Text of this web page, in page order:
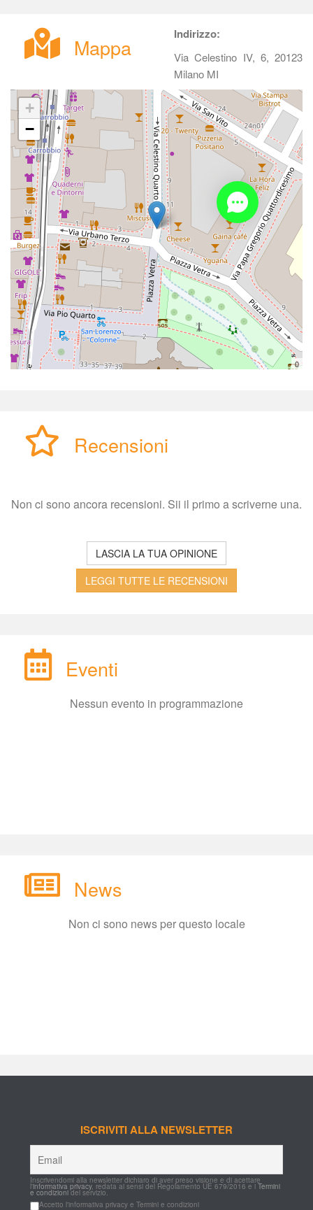
Mappa Indirizzo:
Via Celestino IV, 6, 20123
Milano MI
+
−
0
Recensioni
Non ci sono ancora recensioni. Sii il primo a scriverne una.
LASCIA LA TUA OPINIONE
LEGGI TUTTE LE RECENSIONI
Eventi
Nessun evento in programmazione
New
Non ci sono news per questo locale
ISCRIVITI ALLA NEWSLETTER
Inscrivendomi alla newsletter dichiaro di aver preso visione e di acettare
l'informativa privacy, redata ai sensi del Regolamento UE 679/2016 e i Termini
e condizioni del servizio.
Accetto l'informativa privacy e Termini e condizioni